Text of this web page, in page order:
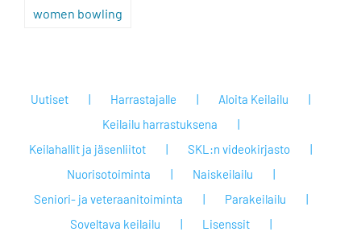
women bowling
Uutiset Harrastajalle
Aloita Keilailu
Keilailu harrastuksena
Keilahallit ja jäsenliitot
SKL:n videokirjasto
Nuorisotoiminta
Naiskeilailu
Seniori- ja veteraanitoiminta
Parakeilailu
Soveltava keilailu
Lisenssit